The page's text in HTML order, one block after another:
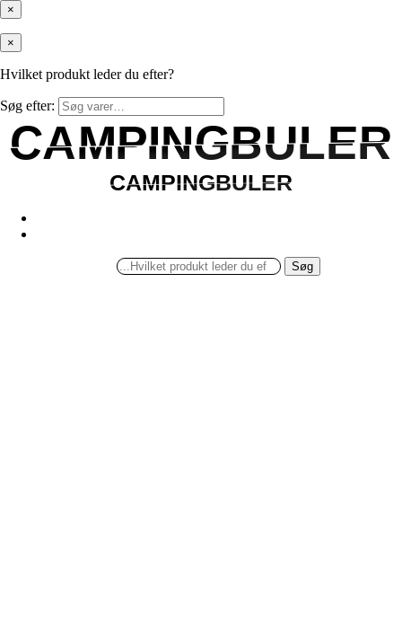
×
×
Hvilket produkt leder du efter?
Søg efter:
CAMPINGBULER
CAMPINGBULER
CAMPINGBULER
CAMPINGBULER
Søg